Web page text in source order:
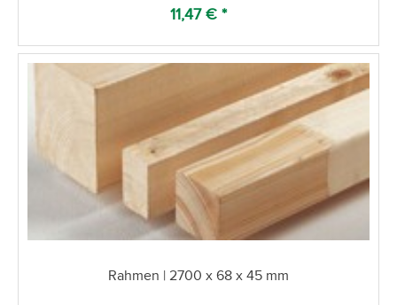
11,47 € *
Rahmen | 2700 x 68 x 45 mm